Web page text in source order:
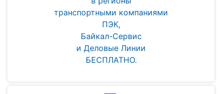
транспортными компаниями
ПЭК,
Байкал-Сервис
и Деловые Линии
БЕСПЛАТНО.